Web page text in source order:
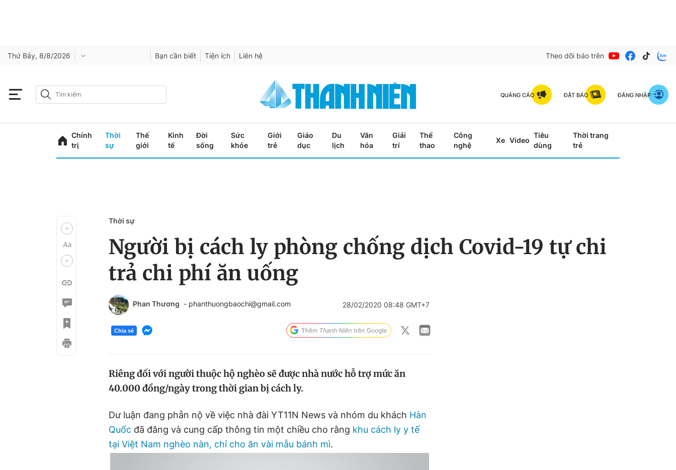
Thứ Bảy, 8/8/2026 Bạn cần biết Tiện ích Liên hệ Theo dõi báo trên
QUẢNG CÁO ĐẶT BÁO ĐĂNG NHẬP
Chính
trị
Thời
sự
Thế
giới
Kinh
tế
Đời
sống
Sức
khỏe
Giới
trẻ
Giáo
dục
Du
lịch
Văn
hóa
Giải
trí
Thể
thao
Công
nghệ
Xe Video
Tiêu
dùng
Thời trang
trẻ
Thời sự
Người bị cách ly phòng chống dịch Covid-19 tự chi
trả chi phí ăn uống
Phan Thương - phanthuongbaochi@gmail.com 28/02/2020 08:48 GMT+7
Chia sẻ
Riêng đối với người thuộc hộ nghèo sẽ được nhà nước hỗ trợ mức ăn
40.000 đồng/ngày trong thời gian bị cách ly.
Dư luận đang phẫn nộ về việc nhà đài YT11N News và nhóm du khách Hàn
Quốc đã đăng và cung cấp thông tin một chiều cho rằng khu cách ly y tế
tại Việt Nam nghèo nàn, chỉ cho ăn vài mẫu bánh mì.